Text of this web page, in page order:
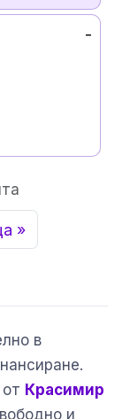
-
»
в
Красимир
и